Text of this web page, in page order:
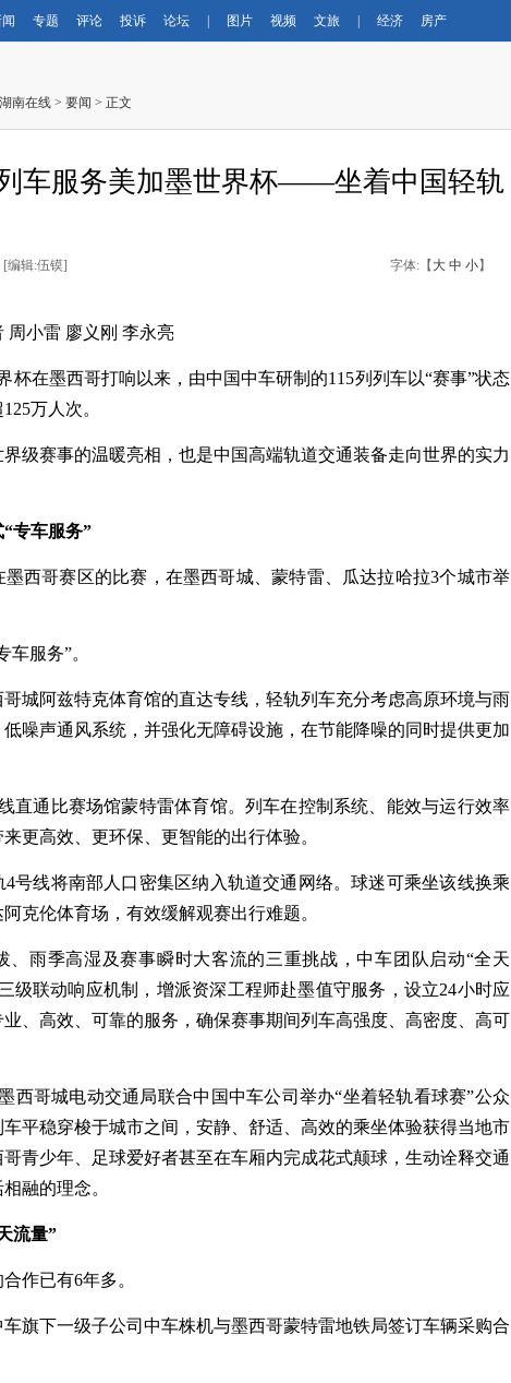
专题 评论 投诉 论坛 图片 视频 文旅 经济 房产
湖南在线 > 要闻 > 正文
列车服务美加墨世界杯——坐着中国轻轨
[编辑:伍镆] 字体:【 大 中 小】
周小雷 廖义刚 李永亮
杯在墨西哥打响以来，由中国中车研制的115列列车以“赛事”状态
万人次。
级赛事的温暖亮相，也是中国高端轨道交通装备走向世界的实力
专车服务”
墨西哥赛区的比赛，在墨西哥城、蒙特雷、瓜达拉哈拉3个城市举
车服务”。
城阿兹特克体育馆的直达专线，轻轨列车充分考虑高原环境与雨
噪声通风系统，并强化无障碍设施，在节能降噪的同时提供更加
直通比赛场馆蒙特雷体育馆。列车在控制系统、能效与运行效率
更高效、更环保、更智能的出行体验。
号线将南部人口密集区纳入轨道交通网络。球迷可乘坐该线换乘
克伦体育场，有效缓解观赛出行难题。
、雨季高湿及赛事瞬时大客流的三重挑战，中车团队启动“全天
级联动响应机制，增派资深工程师赴墨值守服务，设立24小时应
、高效、可靠的服务，确保赛事期间列车高强度、高密度、高可
西哥城电动交通局联合中国中车公司举办“坐着轻轨看球赛”公众
平稳穿梭于城市之间，安静、舒适、高效的乘坐体验获得当地市
青少年、足球爱好者甚至在车厢内完成花式颠球，生动诠释交通
融的理念。
流量”
作已有6年多。
车旗下一级子公司中车株机与墨西哥蒙特雷地铁局签订车辆采购合